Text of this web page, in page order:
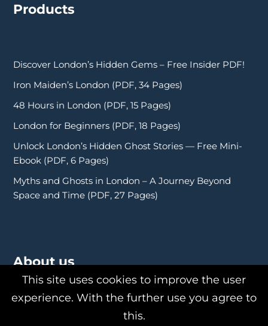
Products
Discover London’s Hidden Gems – Free Insider PDF!
Iron Maiden’s London (PDF, 34 Pages)
48 Hours in London (PDF, 15 Pages)
London for Beginners (PDF, 18 Pages)
Unlock London’s Hidden Ghost Stories — Free Mini-
Ebook (PDF, 6 Pages)
Myths and Ghosts in London – A Journey Beyond
Space and Time (PDF, 27 Pages)
About us
This site uses cookies to improve the user
experience. With the further use you agree to
this.